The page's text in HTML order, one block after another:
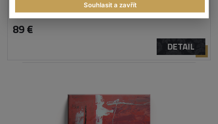
OBRAZ: M222
89 €
DETAIL
Souhlasit a zavřít